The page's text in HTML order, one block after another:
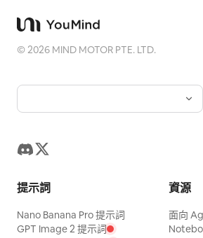
©2026 MIND MOTOR PTE. LTD.
提示詞
Nano Banana Pro 提示詞
GPT Image 2 提示詞
資源
面向